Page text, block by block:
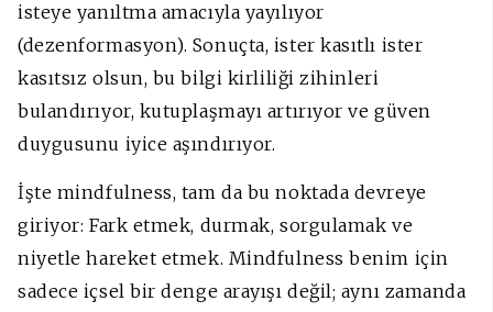
isteye yanıltma amacıyla yayılıyor
(dezenformasyon). Sonuçta, ister kasıtlı ister
kasıtsız olsun, bu bilgi kirliliği zihinleri
bulandırıyor, kutuplaşmayı artırıyor ve güven
duygusunu iyice aşındırıyor.
İşte mindfulness, tam da bu noktada devreye
giriyor: Fark etmek, durmak, sorgulamak ve
niyetle hareket etmek. Mindfulness benim için
sadece içsel bir denge arayışı değil; aynı zamanda